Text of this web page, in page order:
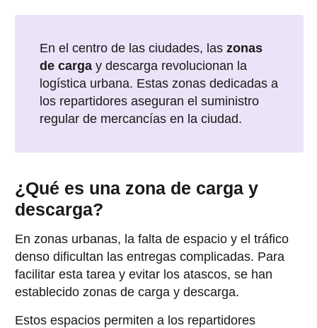
En el centro de las ciudades, las zonas
de carga y descarga revolucionan la
logística urbana. Estas zonas dedicadas a
los repartidores aseguran el suministro
regular de mercancías en la ciudad.
¿Qué es una zona de carga y
descarga?
En zonas urbanas, la falta de espacio y el tráfico
denso dificultan las entregas complicadas. Para
facilitar esta tarea y evitar los atascos, se han
establecido zonas de carga y descarga.
Estos espacios permiten a los repartidores